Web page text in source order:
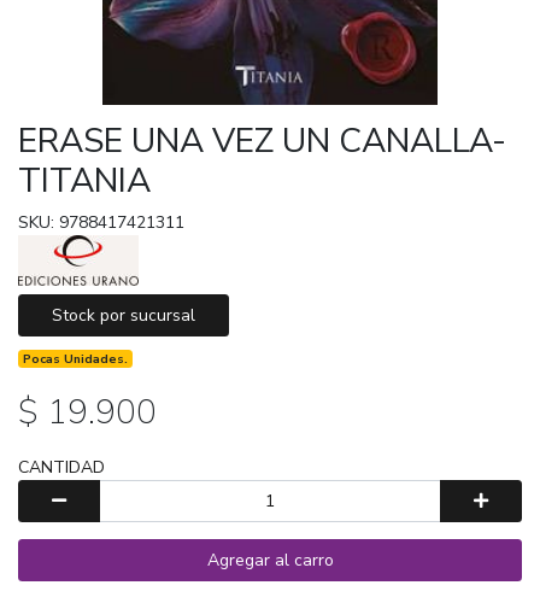
ERASE UNA VEZ UN CANALLA-
TITANIA
SKU: 9788417421311
Stock por sucursal
Pocas Unidades.
$ 19.900
CANTIDAD
Agregar al carro